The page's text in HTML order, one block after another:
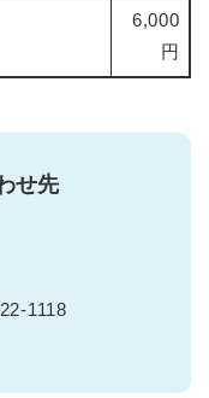
6,000
円
せ先
1118